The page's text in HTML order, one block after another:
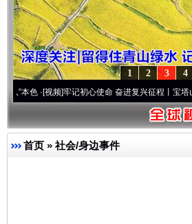
4
3
2
1
牢记初心使命 奋进复兴征程丨宝塔山下好光景..
首页 » 社会/身边事件